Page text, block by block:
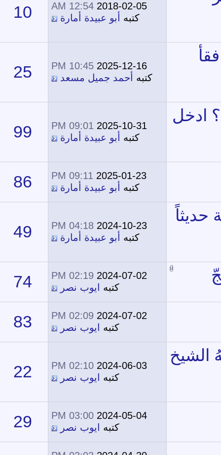
2018-02-05
12:54 AM
أبو عبيدة أمارة 10
49,366
10:45 PM
أحمد جميل مسعد 25
17,909
2025-10-31
09:01 PM
أبو عبيدة أمارة 99
47,635
09:11 PM
أبو عبيدة أمارة 86
59,625
2024-10-23
04:18 PM
أبو عبيدة أمارة 49
28,344
2024-07-02
02:19 PM
74
41,656
02:09 PM
83
26,007
2024-06-03
02:10 PM
22
13,234
03:00 PM
29
12,938